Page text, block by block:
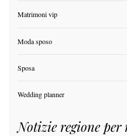
Matrimoni vip
Moda sposo
Sposa
Wedding planner
Notizie regione per